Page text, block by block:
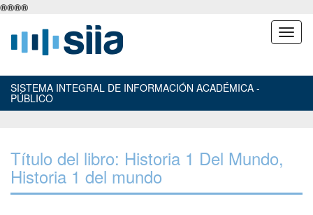
®®®®
SISTEMA INTEGRAL DE INFORMACIÓN ACADÉMICA -
PÚBLICO
Título del libro: Historia 1 Del Mundo,
Historia 1 del mundo